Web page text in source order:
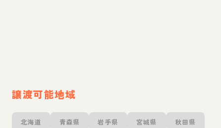
譲渡可能地域
北海道 青森県 岩手県 宮城県 秋田県